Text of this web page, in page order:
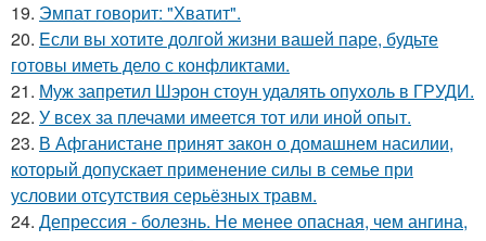
19. Эмпат говорит: "Хватит".
20. Eсли вы хотите долгой жизни вашей паре, будьте
готовы иметь дело с конфликтами.
21. Муж запретил Шэрон стоун удалять опухоль в ГРУДИ.
22. У всех за плечами имеется тот или иной опыт.
23. В Афганистане принят закон о домашнем насилии,
который допускает применение силы в семье при
условии отсутствия серьёзных травм.
24. Депрессия - болезнь. Не менее опасная, чем ангина,